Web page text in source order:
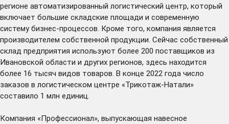
регионе автоматизированный логистический центр, который
включает большие складские площади и современную
систему бизнес-процессов. Кроме того, компания является
производителем собственной продукции. Сейчас собственный
склад предприятия используют более 200 поставщиков из
Ивановской области и других регионов, здесь находится
более 16 тысяч видов товаров. В конце 2022 года число
заказов в логистическом центре «Трикотаж-Натали»
составило 1 млн единиц.
Компания «Профессионал», выпускающая навесное